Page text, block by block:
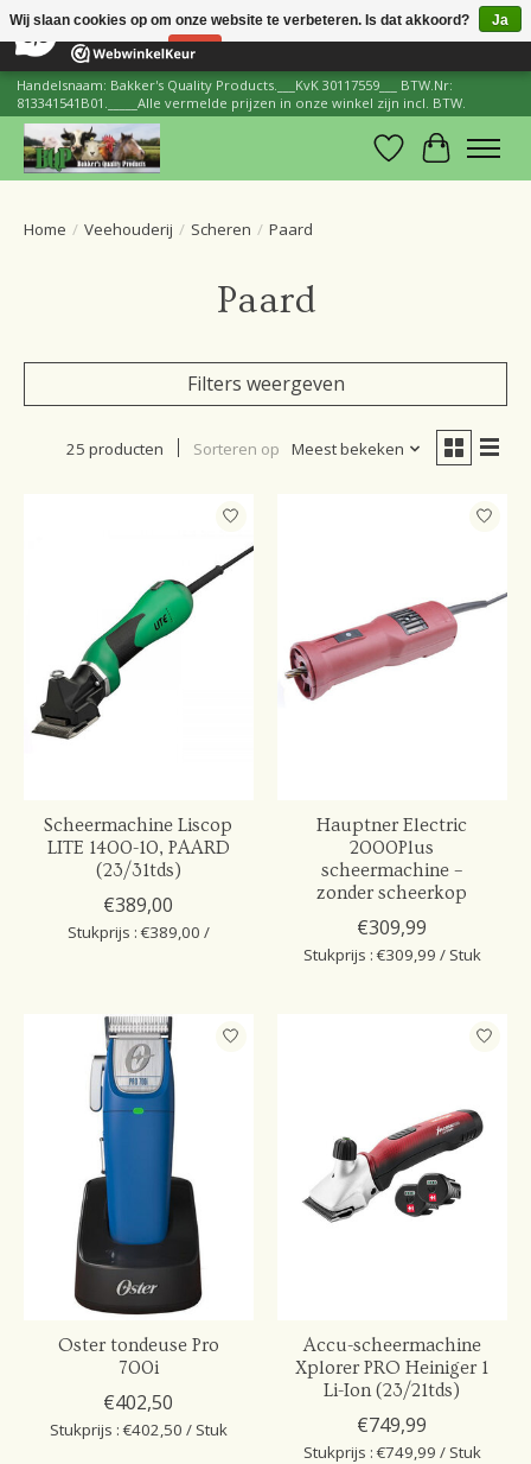
206 Reviews ×
Handelsnaam: Bakker's Quality Products.___KvK 30117559___ BTW.Nr:
813341541B01._____Alle vermelde prijzen in onze winkel zijn incl. BTW.
Verlanglijst
Home / Veehouderij / Scheren / Paard
Paard
Filters weergeven
25 producten Sorteren op Meest bekeken
Scheermachine Liscop
LITE 1400-10, PAARD
(23/31tds)
€389,00
Stukprijs : €389,00 /
Hauptner Electric
2000Plus
scheermachine –
zonder scheerkop
€309,99
Stukprijs : €309,99 / Stuk
Oster tondeuse Pro
700i
€402,50
Stukprijs : €402,50 / Stuk
Accu-scheermachine
Xplorer PRO Heiniger 1
Li-Ion (23/21tds)
€749,99
Stukprijs : €749,99 / Stuk
Wij slaan cookies op om onze website te verbeteren. Is dat akkoord?
Ja
Nee